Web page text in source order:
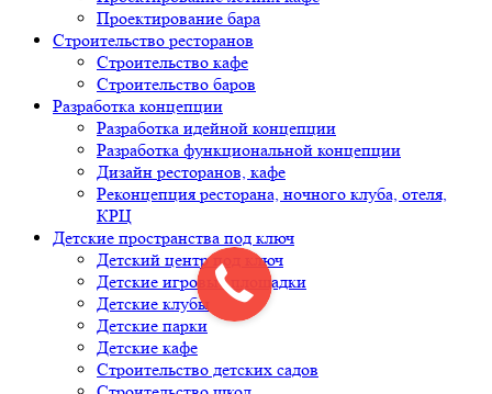
Проектирование бара
Строительство ресторанов
Строительство кафе
Строительство баров
Разработка концепции
Разработка идейной концепции
Разработка функциональной концепции
Дизайн ресторанов, кафе
Реконцепция ресторана, ночного клуба, отеля,
КРЦ
Детские пространства под ключ
Детский центр под ключ
Детские игровые площадки
Детские клубы
Детские парки
Детские кафе
Строительство детских садов